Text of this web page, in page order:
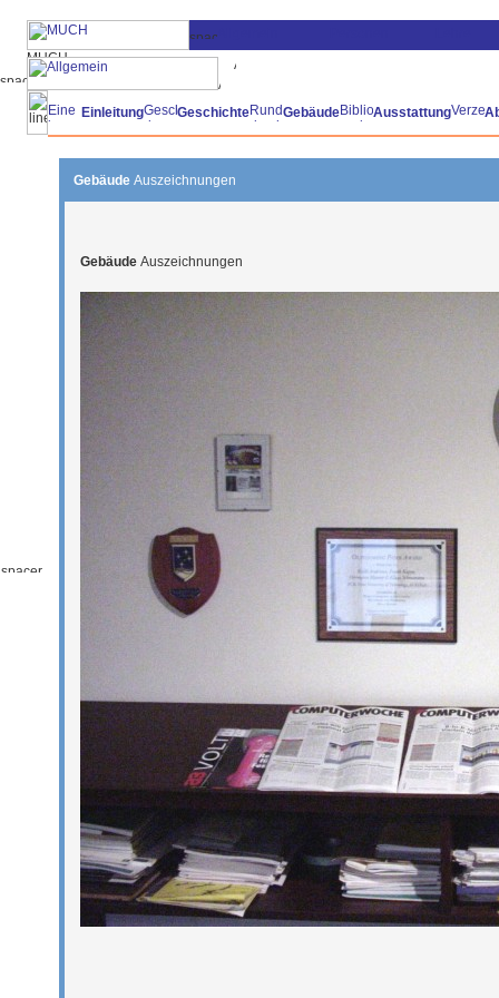
Einleitung Geschichte Gebäude Ausstattung
Gebäude Auszeichnungen
Gebäude Auszeichnungen